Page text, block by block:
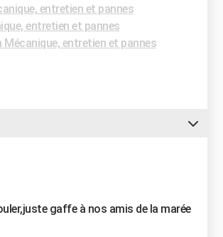
entretien et pannes
entretien et pannes
Mécanique, entretien et pannes
gaffe à nos amis de la marée